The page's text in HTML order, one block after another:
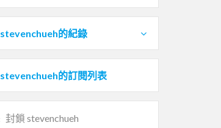
stevenchueh的紀錄
stevenchueh的訂閱列表
封鎖 stevenchueh